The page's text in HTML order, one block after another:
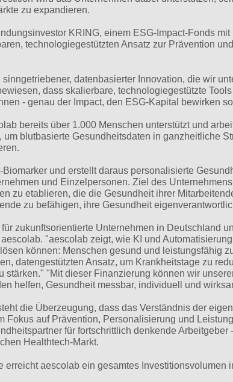
zu expandieren.
KRING, einem ESG-Impact-Fonds
technologiegestützten Ansatz zur Prävention
datenbasierter Innovation, die wir
dass skalierbare, technologiegestützte
- genau der Impact, den ESG-Kapital bewirken
bereits über 1.000 Menschen unterstützt und
blutbasierte Gesundheitsdaten in ganzheitliche
und erstellt daraus personalisierte
und Einzelpersonen. Ziel des
zu etablieren, die die Gesundheit ihrer
zu befähigen, ihre Gesundheit
zukunftsorientierte Unternehmen in Deutschland
"aescolab zeigt, wie KI und
können: Menschen gesund und leistungsfähig
datengestützten Ansatz, um Krankheitstage zu
stärken." "Mit dieser Finanzierung können wir
helfen, Gesundheit messbar, individuell und
die Überzeugung, dass das Verständnis der
Fokus auf Prävention, Personalisierung und
für fortschrittlich denkende
Healthtech-Markt.
erreicht aescolab ein gesamtes Investitionsvolumen